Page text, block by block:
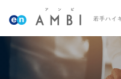
若手ハイ